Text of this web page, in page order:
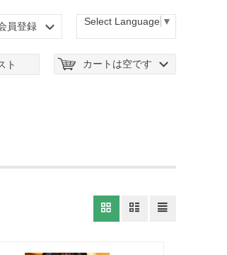
Select Language ▼
員登録
カートは空です
ト